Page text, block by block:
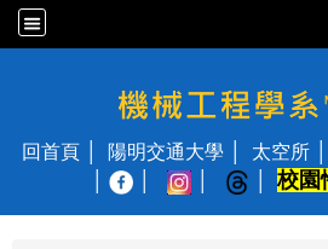
國立陽明交通大學
回首頁 陽明交通大學 太空所
校園